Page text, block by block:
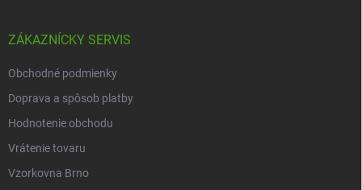
ZÁKAZNÍCKY SERVIS
Obchodné podmienky
Doprava a spôsob platby
Hodnotenie obchodu
Vrátenie tovaru
Vzorkovna Brno